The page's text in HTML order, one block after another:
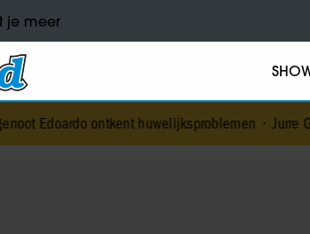
je meer
huwelijksproblemen•Jurre Geluk heeft